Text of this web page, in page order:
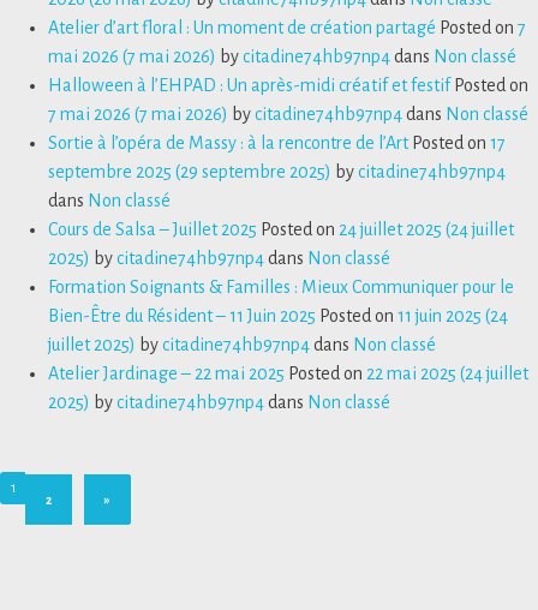
Atelier d’art floral : Un moment de création partagé Posted on 7
mai 2026 (7 mai 2026) bycitadine74hb97np4 dans Non classé
Halloween à l’EHPAD : Un après-midi créatif et festif Posted on
7 mai 2026 (7 mai 2026) bycitadine74hb97np4 dans Non classé
Sortie à l’opéra de Massy : à la rencontre de l’Art Posted on 17
septembre 2025 (29 septembre 2025) bycitadine74hb97np4
dans Non classé
Cours de Salsa – Juillet 2025 Posted on 24 juillet 2025 (24 juillet
2025) bycitadine74hb97np4 dans Non classé
Formation Soignants & Familles : Mieux Communiquer pour le
Bien-Être du Résident – 11 Juin 2025 Posted on 11 juin 2025 (24
juillet 2025) bycitadine74hb97np4 dans Non classé
Atelier Jardinage – 22 mai 2025 Posted on 22 mai 2025 (24 juillet
2025) bycitadine74hb97np4 dans Non classé
1
2
»